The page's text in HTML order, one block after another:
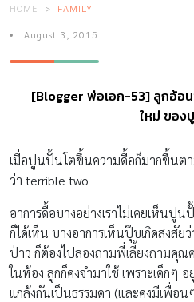
HOME FAMILY
August 3, 2015
[Blogger พ่อเอก-53] ลูกอ้อ
ใหม่ ของ
เมื่อปูนปั้นโตขึ้นความดื้อก็มากขึ้นตา
ว่า terrible two
อาการดื้อบางอย่างเราไม่เคยเห็นปู
ก็ได้เห็น บางอาการเห็นปุ๊บเกิดสงสั
ป่าว ก็ต้องไปลองถามพี่เลี้ยงถามคุณ
ในห้อง ลูกก็คงจำมาใช้ เพราะเด็กๆ
แกล้งกันเป็นธรรมดา (และคงมีเพื่อ